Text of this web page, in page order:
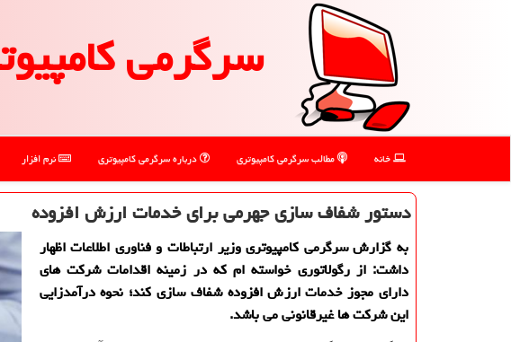
سرگرمی
خانه مطالب سرگرمی كامپیوتری درباره سرگرمی كامپیوتری نرم افزار
دستور شفاف سازی جهرمی برای خدمات ارزش افزوده
به گزارش سرگرمی كامپیوتری وزیر ارتباطات و فناوری اطلاعات اظهار
داشت: از رگولاتوری خواسته ام كه در زمینه اقدامات شركت های
دارای مجوز خدمات ارزش افزوده شفاف سازی كند؛ نحوه درآمدزایی
این شركت ها غیرقانونی می باشد.